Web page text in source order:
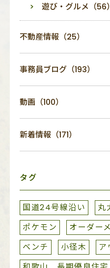
遊び・グルメ（56）
不動産情報（25）
事務員ブログ（193）
動画（100）
新着情報（171）
タグ
国道24号線沿い 丸
ポケモン
オーダー
ベンチ
小径木 ア